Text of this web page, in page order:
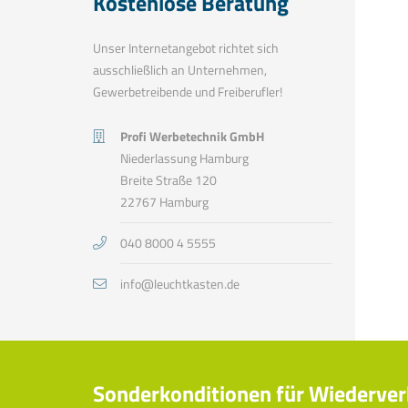
Unser Internetangebot richtet sich
ausschließlich an Unternehmen,
Gewerbetreibende und Freiberufler!
Profi Werbetechnik GmbH
Niederlassung Hamburg
Breite Straße 120
22767 Hamburg
040 8000 4 5555
info@leuchtkasten.de
Sonderkonditionen für